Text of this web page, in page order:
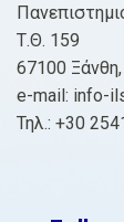
Τ.Θ. 159
67100
e-mail: info-
Τηλ.: +30